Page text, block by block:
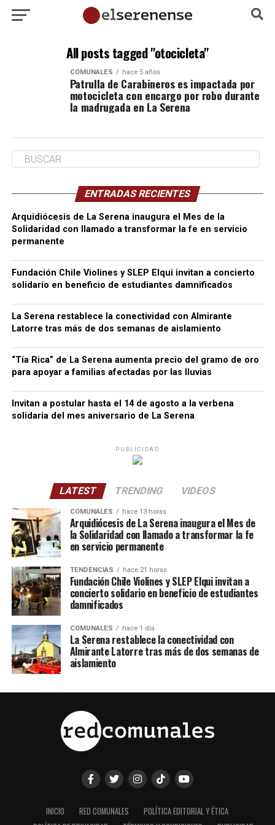
All posts tagged "otocicleta"
COMUNALES hace 5 años
Patrulla de Carabineros es impactada por
motocicleta con encargo por robo durante
la madrugada en La Serena
ENTRADAS RECIENTES
Arquidiócesis de La Serena inaugura el Mes de la
Solidaridad con llamado a transformar la fe en servicio
permanente
Fundación Chile Violines y SLEP Elqui invitan a concierto
solidario en beneficio de estudiantes damnificados
La Serena restablece la conectividad con Almirante
Latorre tras más de dos semanas de aislamiento
“Tía Rica” de La Serena aumenta precio del gramo de oro
para apoyar a familias afectadas por las lluvias
Invitan a postular hasta el 14 de agosto a la verbena
solidaria del mes aniversario de La Serena
PUBLICIDAD
LATEST TRENDING VIDEOS
COMUNALES hace 13 horas
Arquidiócesis de La Serena inaugura el Mes de
la Solidaridad con llamado a transformar la fe
en servicio permanente
TENDENCIAS hace 21 horas
Fundación Chile Violines y SLEP Elqui invitan a
concierto solidario en beneficio de estudiantes
damnificados
COMUNALES hace 1 día
La Serena restablece la conectividad con
Almirante Latorre tras más de dos semanas de
aislamiento
INICIO RED COMUNALES
POLÍTICA EDITORIAL Y ÉTICA